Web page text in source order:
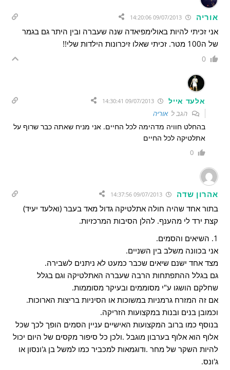
אוריה
אני זכיתי להיות באולימפיאדה שנה שעברה ובין היתר גם בגמר
של ה100 מטר. זכיתי שאלו זיכרונות הילדות שלי!!
0
אלעד אייל
הגב לאוריה
בהחלט חוויה מדהימה לכל החיים. אני מניח שאתה כבר שרוף על
אתלטיקה לכל החיים
0
אהרון שדה
בתור אחד שהיה חולה אתלטיקה גדול מאד בעבר (ואלעד יעיד)
קצת ירד לי מהענף. להלן הסיבות המרכזיות.
1. השיאים והסמים.
אני בכוונה משלב בין השניים.
מצד אחד ישנם שיאים שכבר כמעט לא ניתנים לשבירה.
גם בגלל ההתפתחות הרבה שעברה האתלטיקה וגם בגלל
שחלקם הושגו ע"י מסוממים ובעיקר מסוממות.
אם זה המזרח גרמניות במשוכות או הסיניות בריצות הארוכות.
וכמובן בנים ובנות במקצועות הזריקה.
בנוסף כמו ברוב המקצועות האישיים עניין הסמים הופך לכך שכל
אלוף הוא אלוף בערבון מוגבל .ולכן כל סיפור מקסים של היום יכול
להיות השקר של מחר .ודוגמאות למכביר כמו למשל בן ג'ונסון או
ג'ונס.